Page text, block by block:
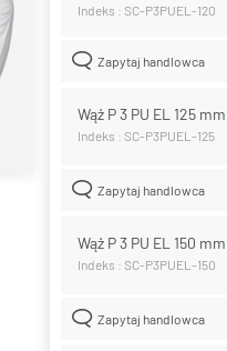
Indeks : SC-P3PUEL-120
Zapytaj handlowca
Wąż P 3 PU EL 125 mm
Indeks : SC-P3PUEL-125
Zapytaj handlowca
Wąż P 3 PU EL 150 mm
Indeks : SC-P3PUEL-150
Zapytaj handlowca